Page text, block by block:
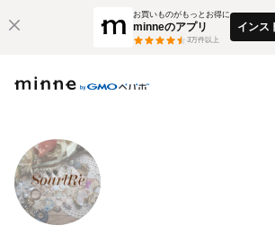
お買いものがもっとお得に
minneのアプリ
3万件以上
インス